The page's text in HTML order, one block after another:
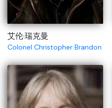
艾伦·瑞克曼
Colonel Christopher Brandon